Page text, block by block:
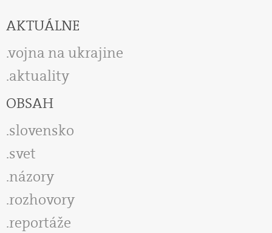
AKTUÁLNE
vojna na ukrajine
aktuality
OBSAH
slovensko
svet
názory
rozhovory
reportáže